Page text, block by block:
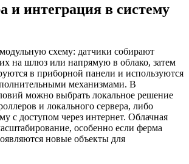
и интеграция в систему
схему: датчики собирают
на шлюз или напрямую в облако, затем
в приборной панели и используются
механизмами. В
можно выбрать локальное решение
и локального сервера, либо
с доступом через интернет. Облачная
особенно если ферма
новые объекты для